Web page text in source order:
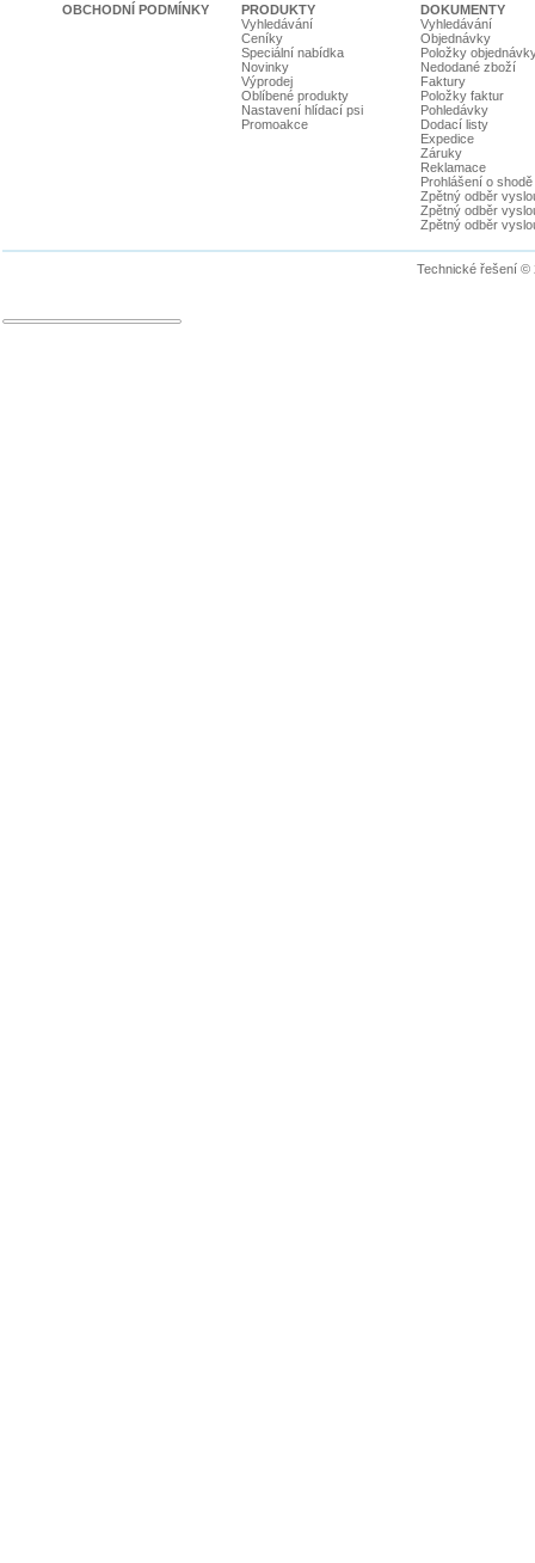
OBCHODNÍ PODMÍNKY
PRODUKTY
Vyhledávání
Ceníky
Speciální nabídka
Novinky
Výprodej
Oblíbené produkty
Nastavení hlídací psi
Promoakce
DOKUMENTY
Vyhledávání
Objednávky
Položky
Nedodané zboží
Faktury
Položky faktur
Pohledávky
Dodací listy
Expedice
Záruky
Reklamace
Prohlášení o shodě
Zpětný odběr
Zpětný odběr
Zpětný odběr
Technické řešení ©